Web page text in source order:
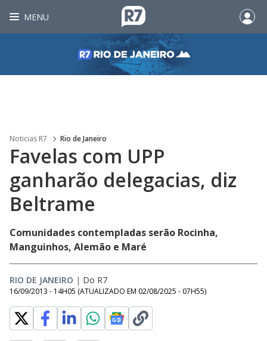
MENU
Noticias R7 Rio de Janeiro
Favelas com UPP
ganharão delegacias, diz
Beltrame
Comunidades contempladas serão Rocinha,
Manguinhos, Alemão e Maré
RIO DE JANEIRO | Do R7
16/09/2013 - 14H05 (ATUALIZADO EM 02/08/2025 - 07H55)